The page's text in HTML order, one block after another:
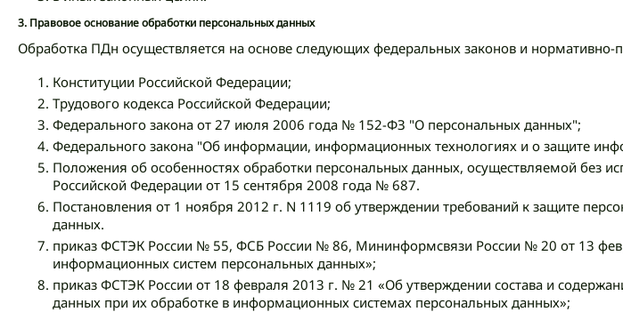
3. Правовое основание обработки персональных данных
Обработка ПДн осуществляется на основе следующих федеральных законов и нормативно-
Конституции Российской Федерации;
Трудового кодекса Российской Федерации;
Федерального закона от 27 июля 2006 года № 152-ФЗ "О персональных данных";
Федерального закона "Об информации, информационных технологиях и о защите
Положения об особенностях обработки персональных данных, осуществляемой без
Российской Федерации от 15 сентября 2008 года № 687.
Постановления от 1 ноября 2012 г. N 1119 об утверждении требований к защите
данных.
приказ ФСТЭК России № 55, ФСБ России № 86, Мининформсвязи России № 20 от 13
информационных систем персональных данных»;
приказ ФСТЭК России от 18 февраля 2013 г. № 21 «Об утверждении состава и
данных при их обработке в информационных системах персональных данных»;